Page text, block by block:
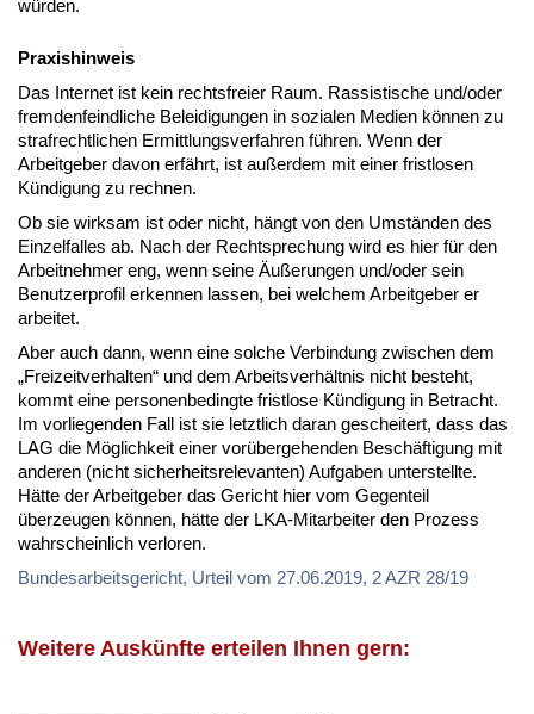
würden.
Praxishinweis
Das Internet ist kein rechtsfreier Raum. Rassistische und/oder
fremdenfeindliche Beleidigungen in sozialen Medien können zu
strafrechtlichen Ermittlungsverfahren führen. Wenn der
Arbeitgeber davon erfährt, ist außerdem mit einer fristlosen
Kündigung zu rechnen.
Ob sie wirksam ist oder nicht, hängt von den Umständen des
Einzelfalles ab. Nach der Rechtsprechung wird es hier für den
Arbeitnehmer eng, wenn seine Äußerungen und/oder sein
Benutzerprofil erkennen lassen, bei welchem Arbeitgeber er
arbeitet.
Aber auch dann, wenn eine solche Verbindung zwischen dem
„Freizeitverhalten“ und dem Arbeitsverhältnis nicht besteht,
kommt eine personenbedingte fristlose Kündigung in Betracht.
Im vorliegenden Fall ist sie letztlich daran gescheitert, dass das
LAG die Möglichkeit einer vorübergehenden Beschäftigung mit
anderen (nicht sicherheitsrelevanten) Aufgaben unterstellte.
Hätte der Arbeitgeber das Gericht hier vom Gegenteil
überzeugen können, hätte der LKA-Mitarbeiter den Prozess
wahrscheinlich verloren.
Bundesarbeitsgericht, Urteil vom 27.06.2019, 2 AZR 28/19
Weitere Auskünfte erteilen Ihnen gern: